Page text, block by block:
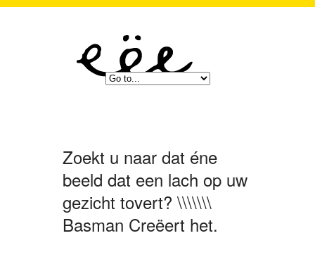
Zoekt u naar dat éne
beeld dat een lach op uw
gezicht tovert? \\\\\\\
Basman Creëert het.